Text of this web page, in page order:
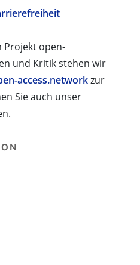
Projekt open-
und Kritik stehen wir
access.networkzur
Sie auch unser